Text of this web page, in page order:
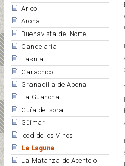
Arico
Arona
Buenavista del Norte
Candelaria
Fasnia
Garachico
Granadilla de Abona
La Guancha
Guía de Isora
Güímar
Icod de los Vinos
La Laguna
La Matanza de Acentejo